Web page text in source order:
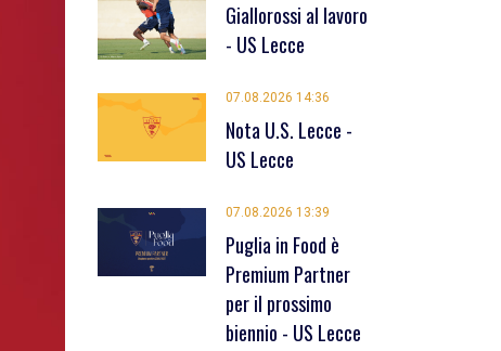
Giallorossi al lavoro
- US Lecce
07.08.2026 14:36
Nota U.S. Lecce -
US Lecce
07.08.2026 13:39
Puglia in Food è
Premium Partner
per il prossimo
biennio - US Lecce